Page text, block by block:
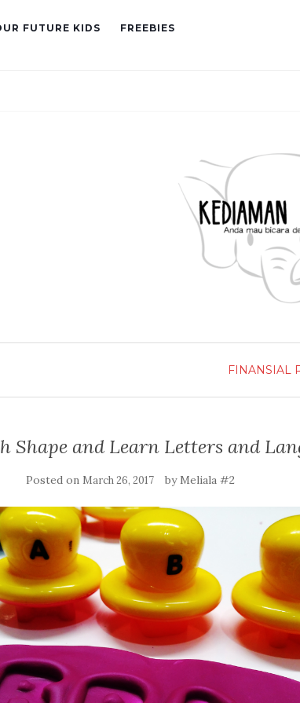
FUTURE KIDS FREEBIES
FINANSIAL
Shape and Learn Letters and
Posted on March 26, 2017 byMeliala #2